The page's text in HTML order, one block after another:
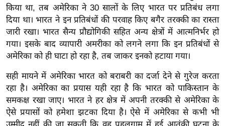
/
फै
श
न
रे
लू
नु
स्खे
किया था, तब अमेरिका ने 30 सालों के लिए भारत पर प्रतिबंध लगा
दिया था। भारत ने इन प्रतिबंधों की परवाह किए बगैर तरक्की का रास्ता
जारी रखा। भारत सैन्य प्रौद्योगिकी सहित अन्य क्षेत्रों में आत्मनिर्भर हो
गया। इसके बाद व्यापारी अमरीका को लगने लगा कि इन प्रतिबंधों से
अमेरिका को ही घाटा हो रहा है, तब जाकर इनको हटाया गया।
सही मायने में अमेरिका भारत को बराबरी का दर्जा देने से गुरेज करता
रहा है। अमेरिका का प्रयास यही रहा है कि भारत को पाकिस्तान के
समकक्ष रखा जाए। भारत ने हर क्षेत्र में अपनी तरक्की से अमेरिका के
ऐसे प्रयासों को हमेशा झटका दिया है। ऐसे में अमेरिका से कभी भी